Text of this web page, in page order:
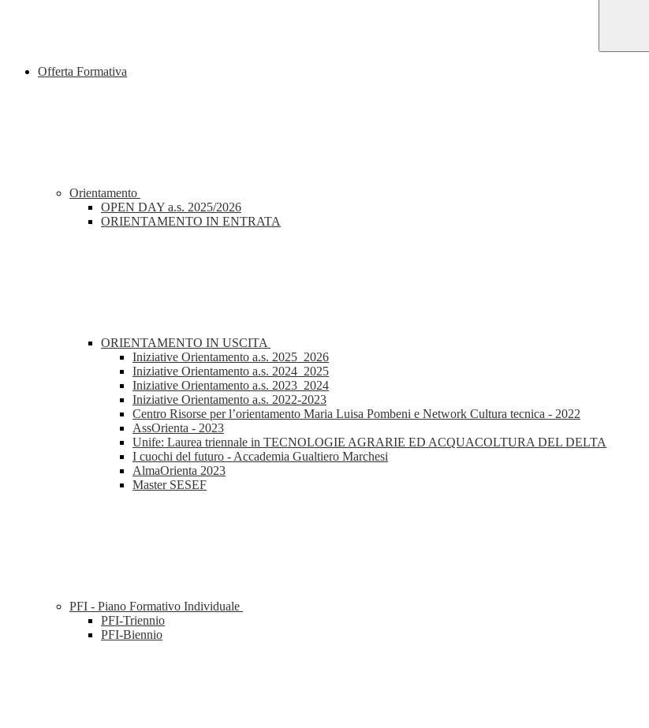
Offerta Formativa
Orientamento
OPEN DAY a.s. 2025/2026
ORIENTAMENTO IN ENTRATA
ORIENTAMENTO IN USCITA
Iniziative Orientamento a.s. 2025_2026
Iniziative Orientamento a.s. 2024_2025
Iniziative Orientamento a.s. 2023_2024
Iniziative Orientamento a.s. 2022-2023
Centro Risorse per l’orientamento Maria Luisa Pombeni e Network Cultura tecnica - 2022
AssOrienta - 2023
Unife: Laurea triennale in TECNOLOGIE AGRARIE ED ACQUACOLTURA DEL DELTA
I cuochi del futuro - Accademia Gualtiero Marchesi
AlmaOrienta 2023
Master SESEF
PFI - Piano Formativo Individuale
PFI-Triennio
PFI-Biennio